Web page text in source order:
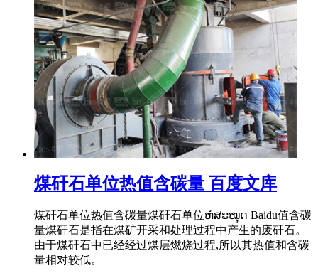
煤矸石单位热值含碳量 百度文库
煤矸石单位热值含碳量煤矸石单位ຫໍສະໝຸດ Baidu值含碳
量煤矸石是指在煤矿开采和处理过程中产生的废矸石。
由于煤矸石中已经经过煤层燃烧过程,所以其热值和含碳
量相对较低。